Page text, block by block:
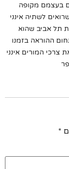
בעצמם מקופה
לשתיה אינני
תל אביב שהוא
ההוראה בזמנו
צרכי המורים אינני
*